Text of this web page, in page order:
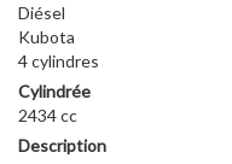
Diésel
Kubota
4 cylindres
Cylindrée
2434 cc
Description